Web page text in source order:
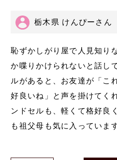
栃木県 けんぴーさん
恥ずかしがり屋で人見知り
か喋りかけられないと話し
ルがあると、お友達が「こ
好良いね」と声を掛けてく
ンドセルも、軽くて格好良
も祖父母も気に入っていま